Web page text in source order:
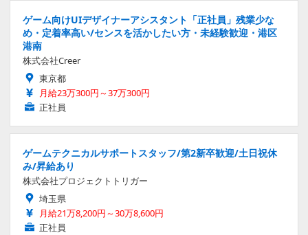
ゲーム向けUIデザイナーアシスタント「正社員」残業少な
め・定着率高い/センスを活かしたい方・未経験歓迎・港区
港南
株式会社Creer
東京都
月給23万300円～37万300円
正社員
ゲームテクニカルサポートスタッフ/第2新卒歓迎/土日祝休
み/昇給あり
株式会社プロジェクトトリガー
埼玉県
月給21万8,200円～30万8,600円
正社員